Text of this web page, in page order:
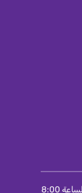
لمستخدمى المحمول و الانترنت و التليفون الثابت : اذا لم تتمكن من حل مشكلة واجهتك مع الشركة مقدمة الخدمة اتصل برقم 155 الخاص بمركز خدمة العملاء بالجهاز القومى لتنظيم الاتصالات الذى يعمل من الساعة 8:00